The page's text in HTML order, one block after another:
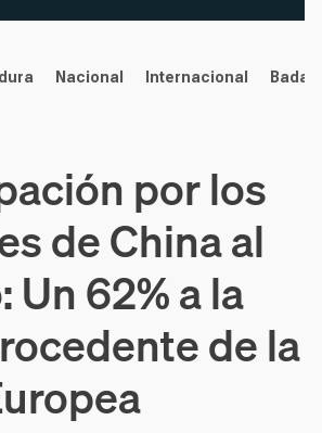
Nacional Internacional
por los
de China al
62% a la
de la